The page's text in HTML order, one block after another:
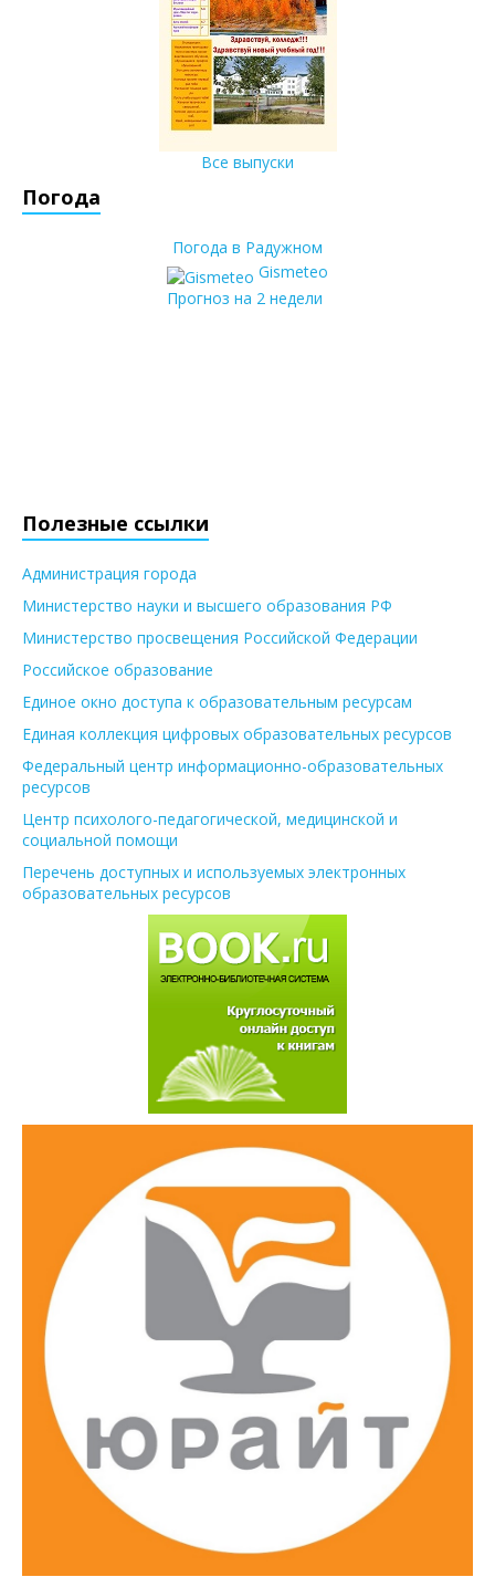
Все выпуски
Погода
Погода в Радужном
Gismeteo
Прогноз на 2 недели
Полезные ссылки
Администрация города
Министерство науки и высшего образования РФ
Министерство просвещения Российской Федерации
Российское образование
Единое окно доступа к образовательным ресурсам
Единая коллекция цифровых образовательных ресурсов
Федеральный центр информационно-образовательных
ресурсов
Центр психолого-педагогической, медицинской и
социальной помощи
Перечень доступных и используемых электронных
образовательных ресурсов